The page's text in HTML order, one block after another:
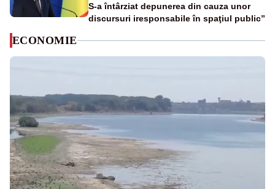
S-a întârziat depunerea din cauza unor
discursuri iresponsabile în spaţiul public”
ECONOMIE